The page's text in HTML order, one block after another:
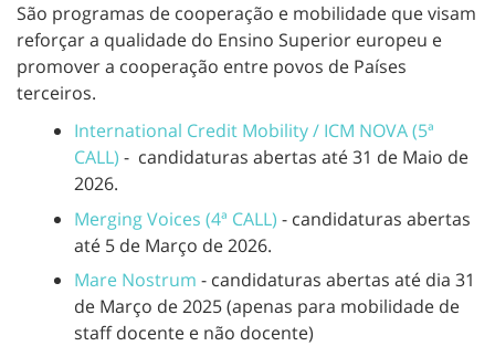
São programas de cooperação e mobilidade que visam
reforçar a qualidade do Ensino Superior europeu e
promover a cooperação entre povos de Países
terceiros.
International Credit Mobility / ICM NOVA (5ª
CALL) - candidaturas abertas até 31 de Maio de
2026.
Merging Voices (4ª CALL) - candidaturas abertas
até 5 de Março de 2026.
Mare Nostrum - candidaturas abertas até dia 31
de Março de 2025 (apenas para mobilidade de
staff docente e não docente)